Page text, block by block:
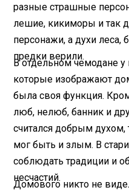
разные страшные
лешие, кикиморы и так
персонажи, а духи леса,
предки верили.
В отдельном чемодане
которые изображают
была своя функция.
люб, нелюб, банник и
считался добрым духом,
мог быть и злым. В
соблюдать традиции и
несчастий.
Домового никто не